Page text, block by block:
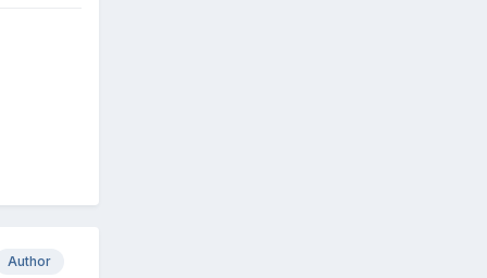
Author